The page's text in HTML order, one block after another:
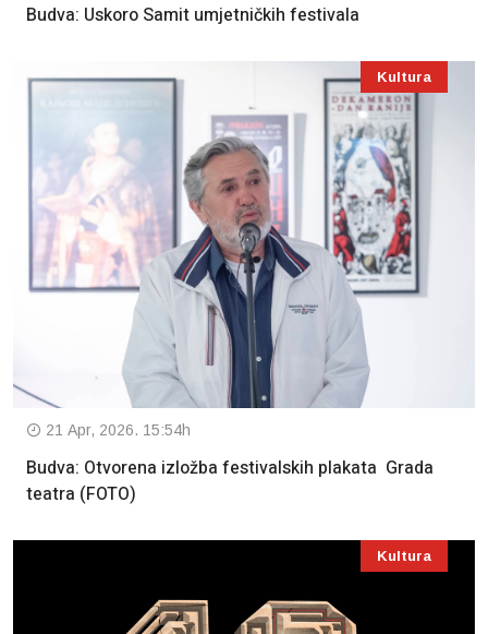
Budva: Uskoro Samit umjetničkih festivala
Kultura
21 Apr, 2026. 15:54h
Budva: Otvorena izložba festivalskih plakata Grada
teatra (FOTO)
Kultura